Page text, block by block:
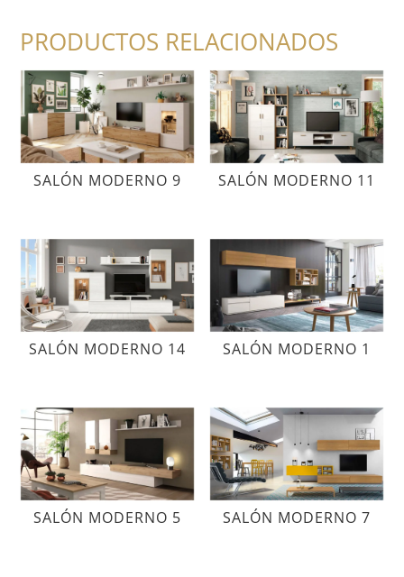
PRODUCTOS RELACIONADOS
SALÓN MODERNO 9 SALÓN MODERNO 11
SALÓN MODERNO 14 SALÓN MODERNO 1
SALÓN MODERNO 5 SALÓN MODERNO 7